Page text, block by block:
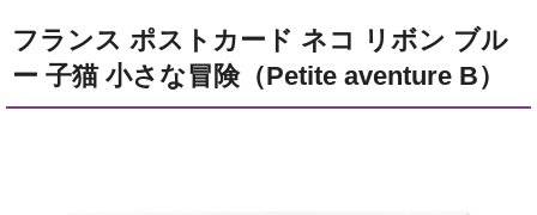
フランス ポストカード ネコ リボン ブル
ー 子猫 小さな冒険（Petite aventure B）